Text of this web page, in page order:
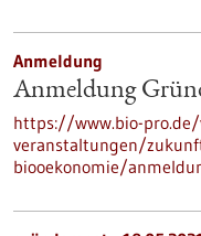
Anmeldung
Anmeldung
https://www.bio-
veranstaltungen/
biooekonomie/